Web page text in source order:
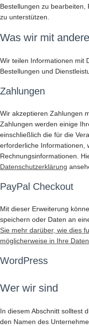
Bestellungen zu
zu unterstützen.
Was wir mit
Wir teilen Informationen mit
Bestellungen und
Zahlungen
Wir akzeptieren Zahlungen
Zahlungen werden einige
einschließlich die für die
erforderliche Informationen,
Rechnungsinformationen.
Datenschutzerklärung
PayPal Checkout
Mit dieser Erweiterung
speichern oder Daten an
Sie mehr darüber, wie dies
möglicherweise in Ihre
WordPress
Wer wir sind
In diesem Abschnitt solltest
den Namen des